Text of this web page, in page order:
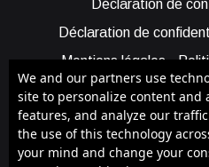
Déclaration de
Déclaration de
Mentions légales
Cookie Policy (AUS)
Qui sommes-nous ?
Bénéficier
We and our partners use
site to personalize content and
features, and analyze our
the use of this technology
your mind and change your